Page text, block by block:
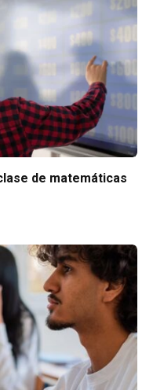
de matemáticas